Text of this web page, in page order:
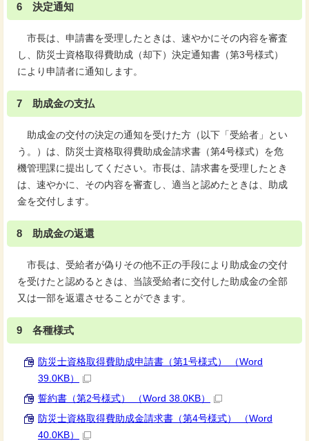
6 決定通知
市長は、申請書を受理したときは、速やかにその内容を審査
し、防災士資格取得費助成（却下）決定通知書（第3号様式）
により申請者に通知します。
7 助成金の支払
助成金の交付の決定の通知を受けた方（以下「受給者」とい
う。）は、防災士資格取得費助成金請求書（第4号様式）を危
機管理課に提出してください。市長は、請求書を受理したとき
は、速やかに、その内容を審査し、適当と認めたときは、助成
金を交付します。
8 助成金の返還
市長は、受給者が偽りその他不正の手段により助成金の交付
を受けたと認めるときは、当該受給者に交付した助成金の全部
又は一部を返還させることができます。
9 各種様式
防災士資格取得費助成申請書（第1号様式） （Word
39.0KB）
誓約書（第2号様式） （Word 38.0KB）
防災士資格取得費助成金請求書（第4号様式） （Word
40.0KB）